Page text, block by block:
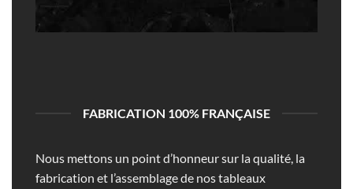
FABRICATION 100% FRANÇAISE
Nous mettons un point d’honneur sur la qualité, la
fabrication et l’assemblage de nos tableaux